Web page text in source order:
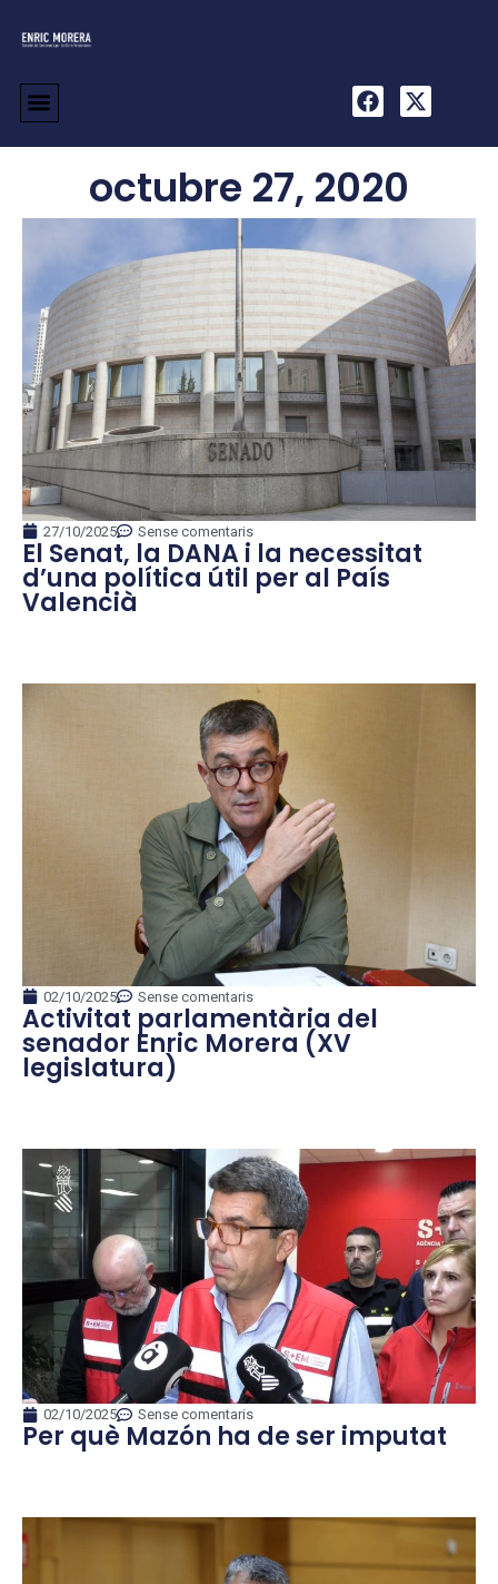
octubre 27, 2020
27/10/2025 Sense comentaris
El Senat, la DANA i la necessitat
d’una política útil per al País
Valencià
02/10/2025 Sense comentaris
Activitat parlamentària del
senador Enric Morera (XV
legislatura)
02/10/2025 Sense comentaris
Per què Mazón ha de ser imputat